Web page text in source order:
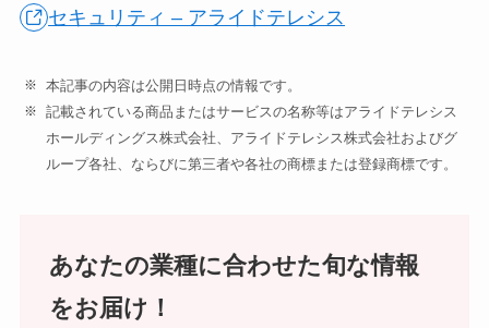
セキュリティ – アライドテレシス
本記事の内容は公開日時点の情報です。
記載されている商品またはサービスの名称等はアライドテレシス
ホールディングス株式会社、アライドテレシス株式会社およびグ
ループ各社、ならびに第三者や各社の商標または登録商標です。
あなたの業種に合わせた旬な情報
をお届け！